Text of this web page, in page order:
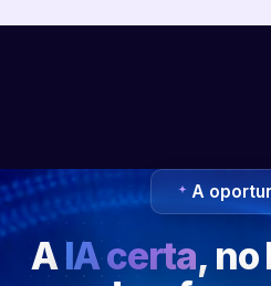
A
AIA certa,